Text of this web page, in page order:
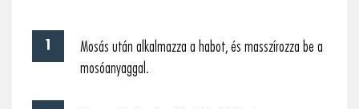
Mosás után alkalmazza a habot, és masszírozza be a
mosóanyaggal.